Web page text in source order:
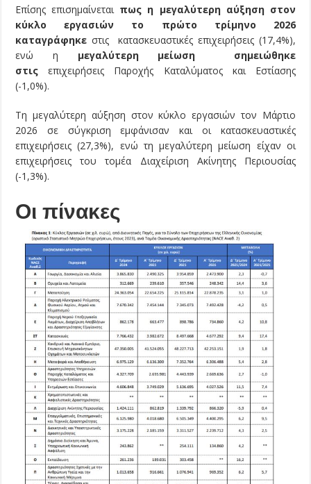
Επίσης επισημαίνεται πως η μεγαλύτερη αύξηση στον
κύκλο εργασιών το πρώτο τρίμηνο 2026
καταγράφηκε στις κατασκευαστικές επιχειρήσεις (17,4%),
ενώ η μεγαλύτερη μείωση σημειώθηκε
στις επιχειρήσεις Παροχής Καταλύματος και Εστίασης
(-1,0%).
Τη μεγαλύτερη αύξηση στον κύκλο εργασιών τον Μάρτιο
2026 σε σύγκριση εμφάνισαν και οι κατασκευαστικές
επιχειρήσεις (27,3%), ενώ τη μεγαλύτερη μείωση είχαν οι
επιχειρήσεις του τομέα Διαχείριση Ακίνητης Περιουσίας
(-1,3%).
Οι πίνακες